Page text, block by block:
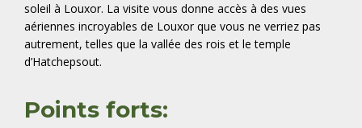
soleil à Louxor. La visite vous donne accès à des vues
aériennes incroyables de Louxor que vous ne verriez pas
autrement, telles que la vallée des rois et le temple
d’Hatchepsout.
Points forts: